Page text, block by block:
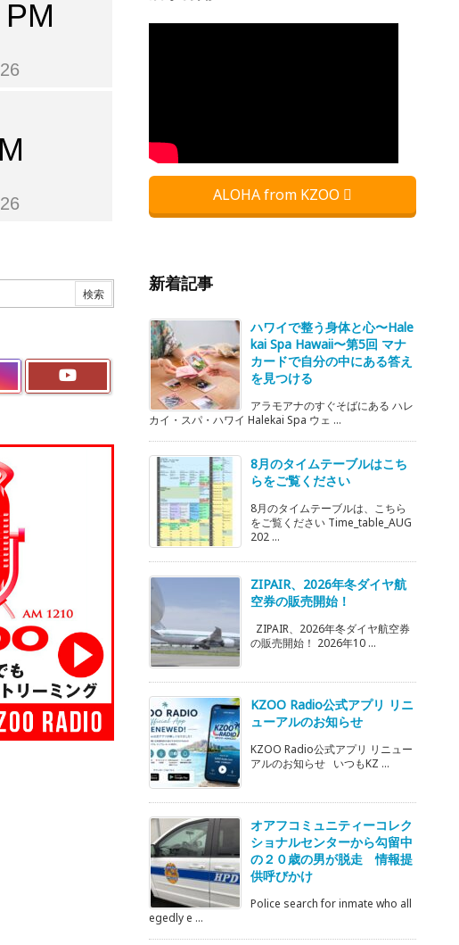
PM
ALOHA from KZOO
新着記事
ハワイで整う身体と心〜Hale
kai Spa Hawaii〜第5回 マナ
カードで自分の中にある答え
を見つける
アラモアナのすぐそばにある ハレ
カイ・スパ・ハワイ Halekai Spa ウェ ...
8月のタイムテーブルはこち
らをご覧ください
8月のタイムテーブルは、こちら
をご覧ください Time_table_AUG
202 ...
ZIPAIR、2026年冬ダイヤ航
空券の販売開始！
ZIPAIR、2026年冬ダイヤ航空券
の販売開始！ 2026年10 ...
KZOO Radio公式アプリ リニ
ューアルのお知らせ
KZOO Radio公式アプリ リニュー
アルのお知らせ いつもKZ ...
オアフコミュニティーコレク
ショナルセンターから勾留中
の２０歳の男が脱走 情報提
供呼びかけ
Police search for inmate who all
egedly e ...